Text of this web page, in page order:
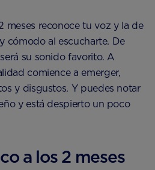
meses reconoce tu voz y la de
cómodo al escucharte. De
su sonido favorito. A
comience a emerger,
y disgustos. Y puedes notar
y está despierto un poco
a los 2 meses